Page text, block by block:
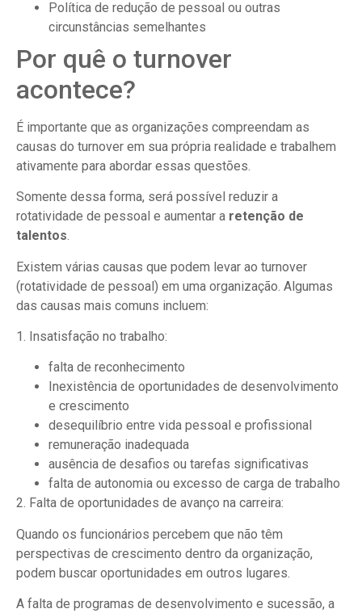
Política de redução de pessoal ou outras
circunstâncias semelhantes
Por quê o turnover
acontece?
É importante que as organizações compreendam as
causas do turnover em sua própria realidade e trabalhem
ativamente para abordar essas questões.
Somente dessa forma, será possível reduzir a
rotatividade de pessoal e aumentar a retenção de
talentos.
Existem várias causas que podem levar ao turnover
(rotatividade de pessoal) em uma organização. Algumas
das causas mais comuns incluem:
1. Insatisfação no trabalho:
falta de reconhecimento
Inexistência de oportunidades de desenvolvimento
e crescimento
desequilíbrio entre vida pessoal e profissional
remuneração inadequada
ausência de desafios ou tarefas significativas
falta de autonomia ou excesso de carga de trabalho
2. Falta de oportunidades de avanço na carreira:
Quando os funcionários percebem que não têm
perspectivas de crescimento dentro da organização,
podem buscar oportunidades em outros lugares.
A falta de programas de desenvolvimento e sucessão, a